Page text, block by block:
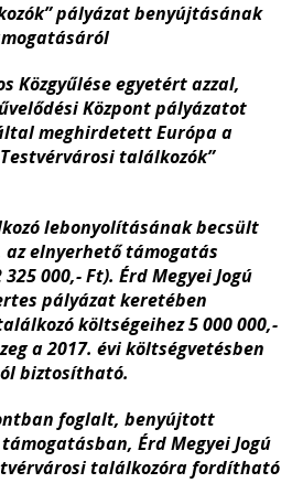
pályázat benyújtásának
Közgyűlése egyetért azzal,
Központ pályázatot
meghirdetett Európa a
találkozók”
lebonyolításának becsült
az elnyerhető támogatás
325 000,- Ft). Érd Megyei Jogú
pályázat keretében
költségeihez 5 000 000,-
a 2017. évi költségvetésben
biztosítható.
foglalt, benyújtott
Érd Megyei Jogú
találkozóra fordítható